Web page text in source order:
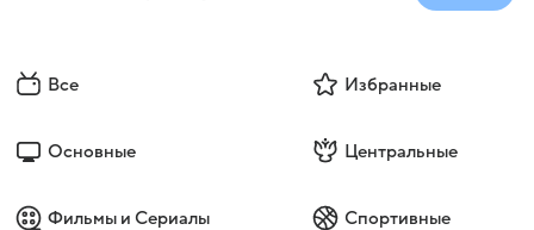
Все Избранные
Основные Центральные
Фильмы и Сериалы Спортивные